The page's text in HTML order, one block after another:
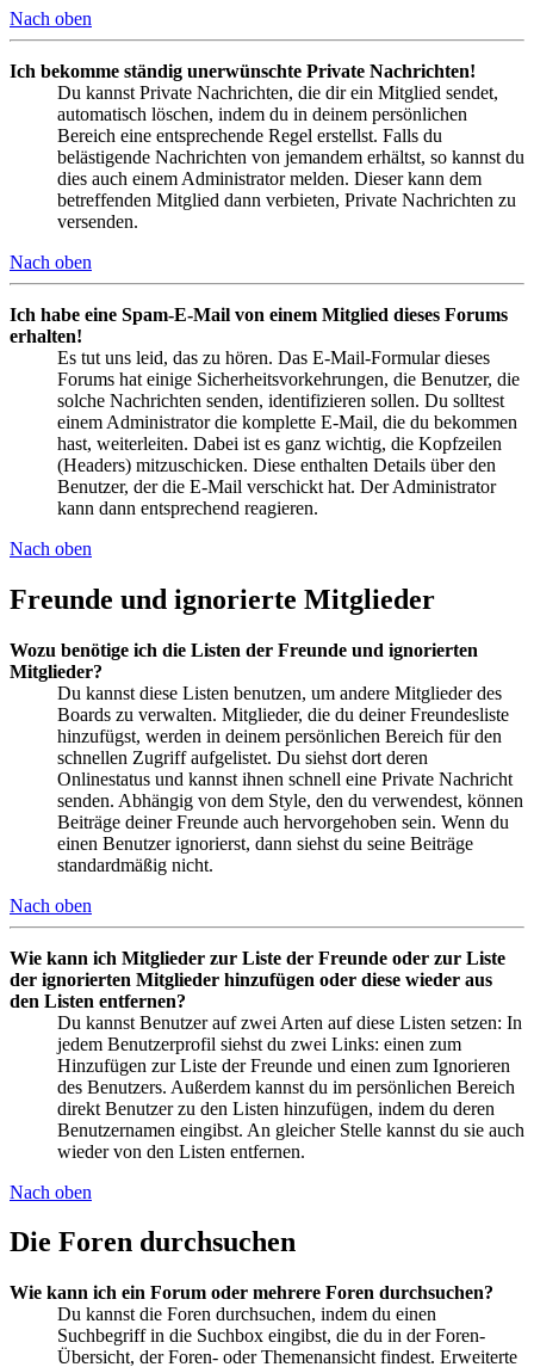
Nach oben
Ich bekomme ständig unerwünschte Private Nachrichten!
Du kannst Private Nachrichten, die dir ein Mitglied sendet,
automatisch löschen, indem du in deinem persönlichen
Bereich eine entsprechende Regel erstellst. Falls du
belästigende Nachrichten von jemandem erhältst, so kannst du
dies auch einem Administrator melden. Dieser kann dem
betreffenden Mitglied dann verbieten, Private Nachrichten zu
versenden.
Nach oben
Ich habe eine Spam-E-Mail von einem Mitglied dieses Forums
erhalten!
Es tut uns leid, das zu hören. Das E-Mail-Formular dieses
Forums hat einige Sicherheitsvorkehrungen, die Benutzer, die
solche Nachrichten senden, identifizieren sollen. Du solltest
einem Administrator die komplette E-Mail, die du bekommen
hast, weiterleiten. Dabei ist es ganz wichtig, die Kopfzeilen
(Headers) mitzuschicken. Diese enthalten Details über den
Benutzer, der die E-Mail verschickt hat. Der Administrator
kann dann entsprechend reagieren.
Nach oben
Freunde und ignorierte Mitglieder
Wozu benötige ich die Listen der Freunde und ignorierten
Mitglieder?
Du kannst diese Listen benutzen, um andere Mitglieder des
Boards zu verwalten. Mitglieder, die du deiner Freundesliste
hinzufügst, werden in deinem persönlichen Bereich für den
schnellen Zugriff aufgelistet. Du siehst dort deren
Onlinestatus und kannst ihnen schnell eine Private Nachricht
senden. Abhängig von dem Style, den du verwendest, können
Beiträge deiner Freunde auch hervorgehoben sein. Wenn du
einen Benutzer ignorierst, dann siehst du seine Beiträge
standardmäßig nicht.
Nach oben
Wie kann ich Mitglieder zur Liste der Freunde oder zur Liste
der ignorierten Mitglieder hinzufügen oder diese wieder aus
den Listen entfernen?
Du kannst Benutzer auf zwei Arten auf diese Listen setzen: In
jedem Benutzerprofil siehst du zwei Links: einen zum
Hinzufügen zur Liste der Freunde und einen zum Ignorieren
des Benutzers. Außerdem kannst du im persönlichen Bereich
direkt Benutzer zu den Listen hinzufügen, indem du deren
Benutzernamen eingibst. An gleicher Stelle kannst du sie auch
wieder von den Listen entfernen.
Nach oben
Die Foren durchsuchen
Wie kann ich ein Forum oder mehrere Foren durchsuchen?
Du kannst die Foren durchsuchen, indem du einen
Suchbegriff in die Suchbox eingibst, die du in der Foren-
Übersicht, der Foren- oder Themenansicht findest. Erweiterte